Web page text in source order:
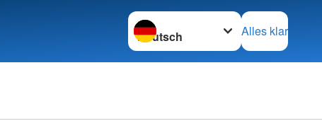
Sprache wechseln zu
Alles klar